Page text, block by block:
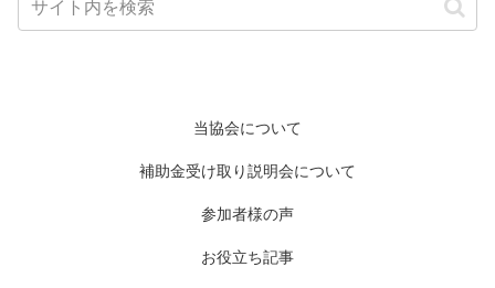
当協会について
補助金受け取り説明会について
参加者様の声
お役立ち記事